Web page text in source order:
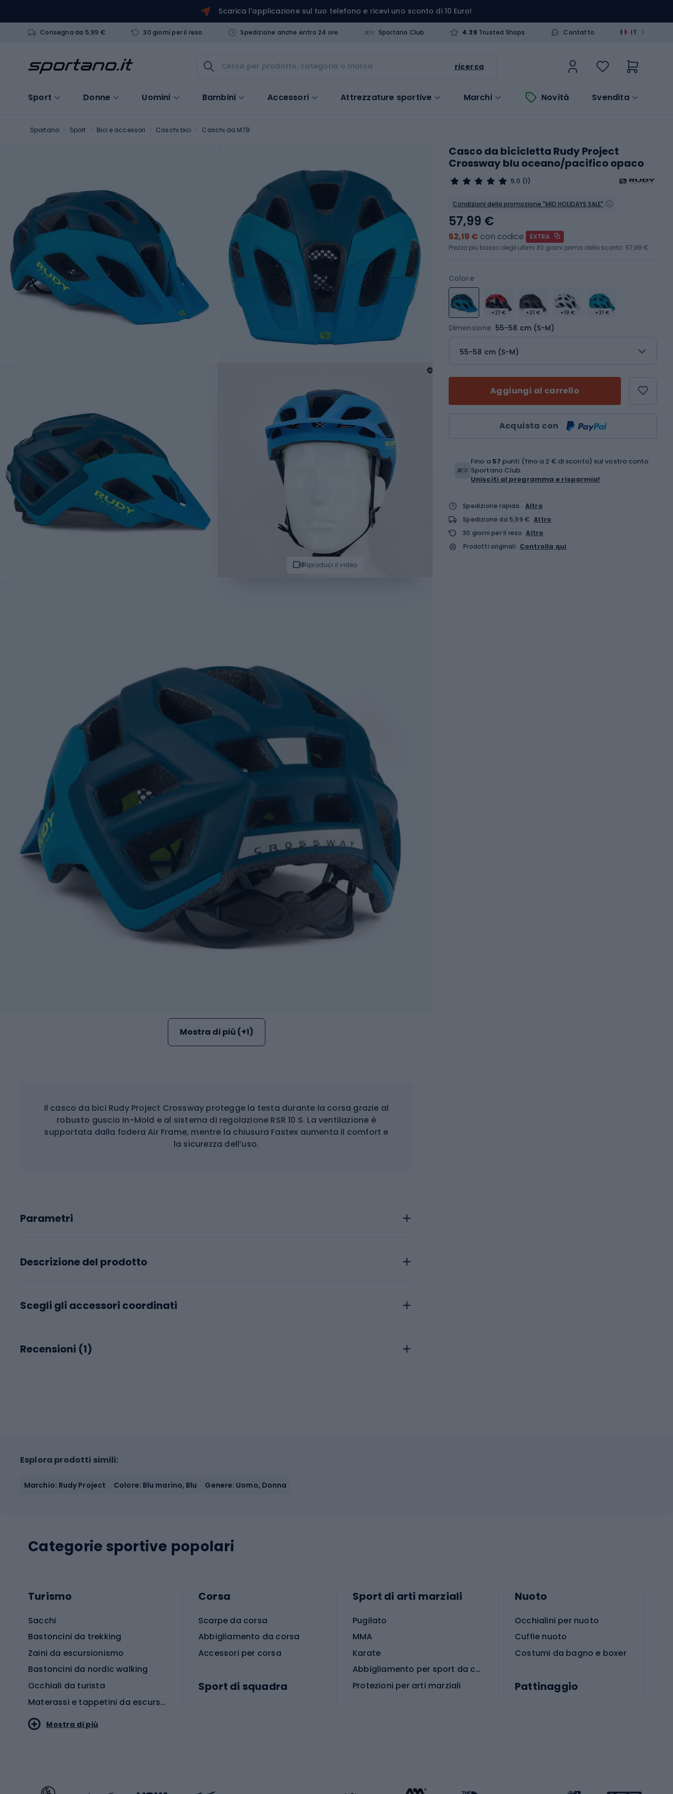
Scarica l'applicazione sul tuo telefono e ricevi uno sconto di 10 Euro!
Consegna da 5,99 € 30 giorni per il reso Spedizione anche entro 24 ore Sportano Club 4.39 Trusted Shops Contatto IT >
ricerca
Sport Donne Uomini Bambini Accessori Attrezzature sportive Marchi Novità Svendita
Sportano Sport Bici e accessori Caschi bici Caschi da MTB
Riproduci il video
Mostra di più (+1)
Il casco da bici Rudy Project Crossway protegge la testa durante la corsa grazie al
robusto guscio In-Mold e al sistema di regolazione RSR 10 S. La ventilazione è
supportata dalla fodera Air Frame, mentre la chiusura Fastex aumenta il comfort e
la sicurezza dell’uso.
Parametri
Descrizione del prodotto
Scegli gli accessori coordinati
Recensioni (1)
Casco da bicicletta Rudy Project
Crossway blu oceano/pacifico opaco
5.0 (1)
Condizioni della promozione "MID HOLIDAYS SALE"
Colore
+21 € +21 € +19 € +31 €
Dimensione 55-58 cm (S-M)
55-58 cm (S-M)
Aggiungi al carrello
Acquista con
57,99 €
52,19 € con codice
EXTRA
Prezzo più basso degli ultimi 30 giorni prima dello sconto: 57,99 €
Fino a 57 punti (fino a 2 € di sconto) sul vostro conto
Sportano Club.
Unisciti al programma e risparmia!
Spedizione rapida
Altro
Spedizione da 5,99 € Altro
30 giorni per il reso Altro
Prodotti originali Controlla qui
Esplora prodotti simili:
Marchio: Rudy Project Colore: Blu marino, Blu Genere: Uomo, Donna
Categorie sportive popolari
Turismo
Sacchi
Bastoncini da trekking
Zaini da escursionismo
Bastoncini da nordic walking
Occhiali da turista
Materassi e tappetini da escursionismo
Corsa
Scarpe da corsa
Abbigliamento da corsa
Accessori per corsa
Sport di squadra
Sport di arti marziali
Pugilato
MMA
Karate
Abbigliamento per sport da combattimento
Protezioni per arti marziali
Nuoto
Occhialini per nuoto
Cuffie nuoto
Costumi da bagno e boxer
Pattinaggio
Mostra di più